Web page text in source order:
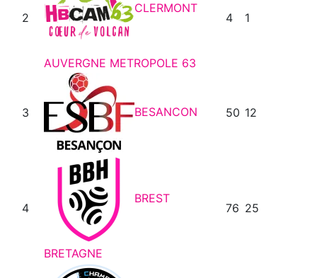
2
CLERMONT
AUVERGNE METROPOLE 63
4 1
3 BESANCON 50 12
4
BREST
BRETAGNE
76 25